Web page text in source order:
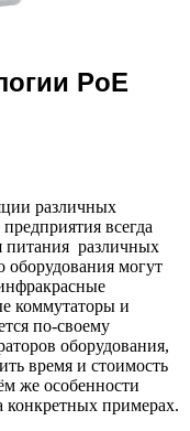
PoE
различных
всегда
питания различных
оборудования могут
коммутаторы и
по-своему
оборудования,
время и стоимость
же особенности
конкретных примерах.